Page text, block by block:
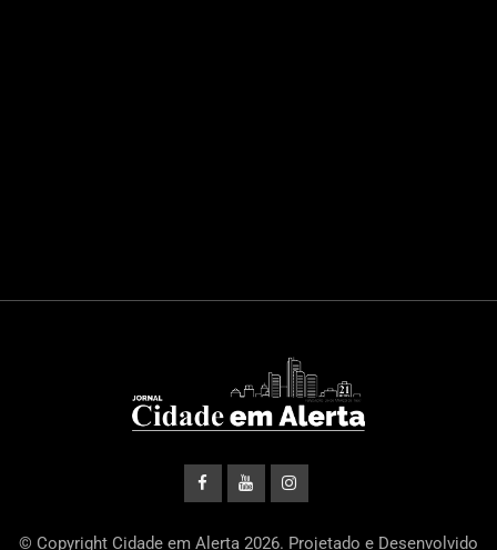
© Copyright Cidade em Alerta 2026. Projetado e Desenvolvido